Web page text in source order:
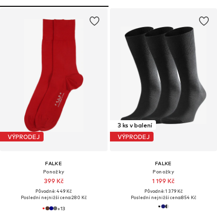
VÝPRODEJ
FALKE
Ponožky
399 Kč
Původně: 449 Kč
Poslední nejnižší cena:280 Kč
+13
3 ks v balení
VÝPRODEJ
FALKE
Ponožky
1 199 Kč
Původně: 1 379 Kč
Poslední nejnižší cena:854 Kč